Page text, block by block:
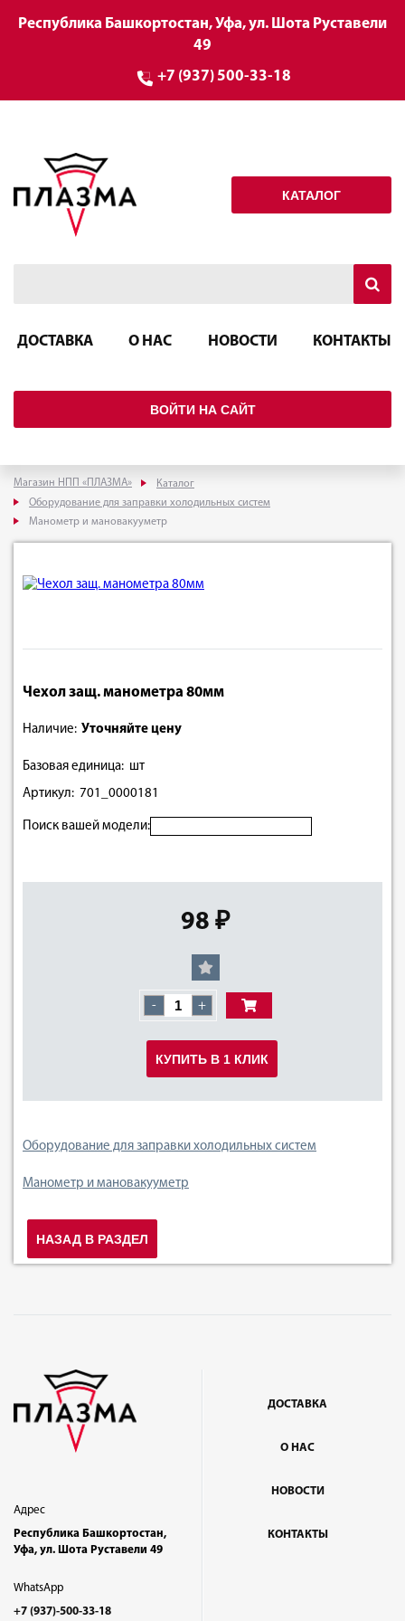
Республика Башкортостан, Уфа, ул. Шота Руставели
49
+7 (937) 500-33-18
КАТАЛОГ
ДОСТАВКА О НАС НОВОСТИ КОНТАКТЫ
ВОЙТИ НА САЙТ
Магазин НПП «ПЛАЗМА»
Каталог
Оборудование для заправки холодильных систем
Манометр и мановакууметр
Чехол защ. манометра 80мм
Наличие: Уточняйте цену
Базовая единица: шт
Артикул: 701_0000181
Поиск вашей модели:
98 ₽
- +
КУПИТЬ В 1 КЛИК
Оборудование для заправки холодильных систем
Манометр и мановакууметр
НАЗАД В РАЗДЕЛ
Адрес
Республика Башкортостан,
Уфа, ул. Шота Руставели 49
WhatsApp
+7 (937)-500-33-18
ДОСТАВКА
О НАС
НОВОСТИ
КОНТАКТЫ